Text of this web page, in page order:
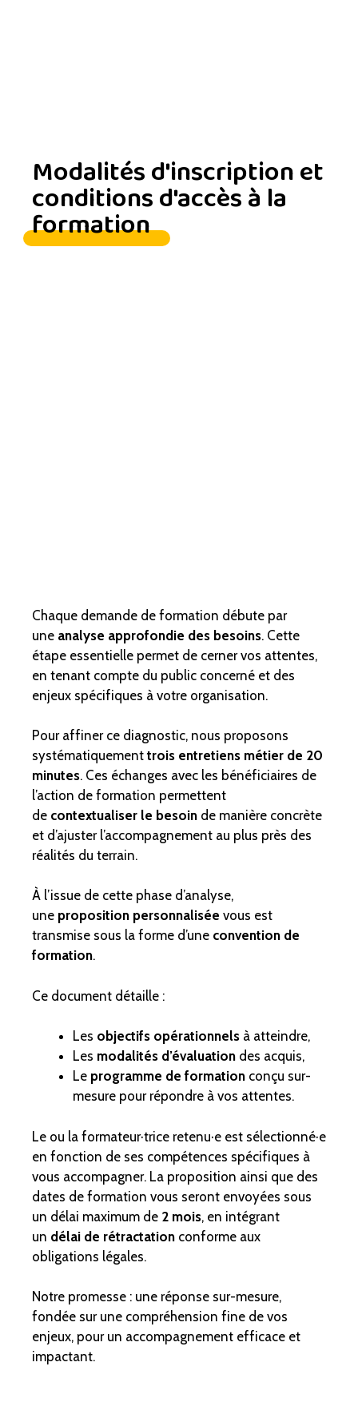
Modalités d'inscription et
conditions d'accès à la
formation
Chaque demande de formation débute par
une analyse approfondie des besoins. Cette
étape essentielle permet de cerner vos attentes,
en tenant compte du public concerné et des
enjeux spécifiques à votre organisation.
Pour affiner ce diagnostic, nous proposons
systématiquementtrois entretiens métier de 20
minutes. Ces échanges avec les bénéficiaires de
l’action de formation permettent
de contextualiser le besoin de manière concrète
et d’ajuster l’accompagnement au plus près des
réalités du terrain.
À l’issue de cette phase d’analyse,
une proposition personnalisée vous est
transmise sous la forme d’une convention de
formation.
Ce document détaille :
Les objectifs opérationnels à atteindre,
Les modalités d’évaluation des acquis,
Le programme de formation conçu sur-
mesure pour répondre à vos attentes.
Le ou la formateur·trice retenu·e est sélectionné·e
en fonction de ses compétences spécifiques à
vous accompagner. La proposition ainsi que des
dates de formation vous seront envoyées sous
un délai maximum de 2 mois, en intégrant
un délai de rétractation conforme aux
obligations légales.
Notre promesse : une réponse sur-mesure,
fondée sur une compréhension fine de vos
enjeux, pour un accompagnement efficace et
impactant.